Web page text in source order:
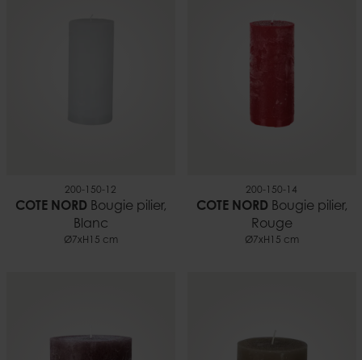
200-150-12
COTE NORD Bougie pilier,
Blanc
Ø7xH15 cm
200-150-14
COTE NORD Bougie pilier,
Rouge
Ø7xH15 cm